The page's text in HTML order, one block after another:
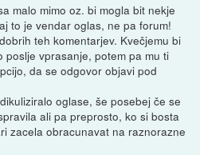
malo mimo oz. bi mogla bit nekje
to je vendar oglas, ne pa forum!
teh komentarjev. Kvečjemu bi
poslje vprasanje, potem pa mu ti
da se odgovor objavi pod
oglase, še posebej če se
ali pa preprosto, ko si bosta
zacela obracunavat na raznorazne